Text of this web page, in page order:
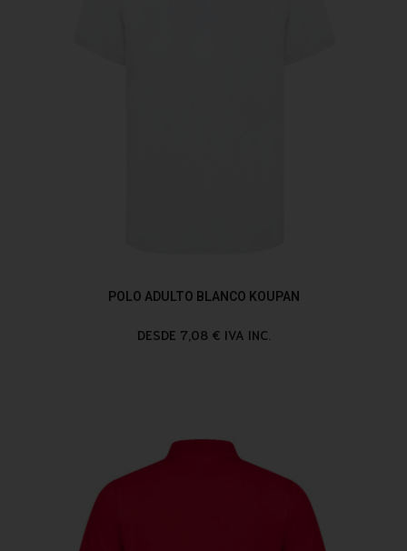
POLO ADULTO BLANCO KOUPAN
DESDE 7,08 € IVA INC.